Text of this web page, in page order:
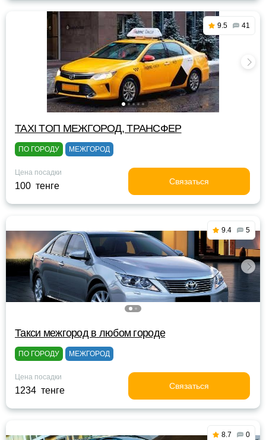
9.5 41
TAXI TOП МЕЖГОРОД, ТРАНСФЕР
ПО ГОРОДУ МЕЖГОРОД
Цена посадки
100 тенге Связаться
9.4 5
Такси межгород в любом городе
ПО ГОРОДУ МЕЖГОРОД
Цена посадки
1234 тенге Связаться
8.7 0